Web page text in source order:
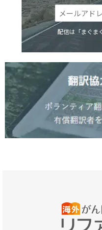
配信は「まぐま